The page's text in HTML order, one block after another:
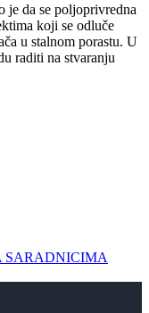
je da se poljoprivredna
koji se odluče
u stalnom porastu. U
raditi na stvaranju
SARADNICIMA